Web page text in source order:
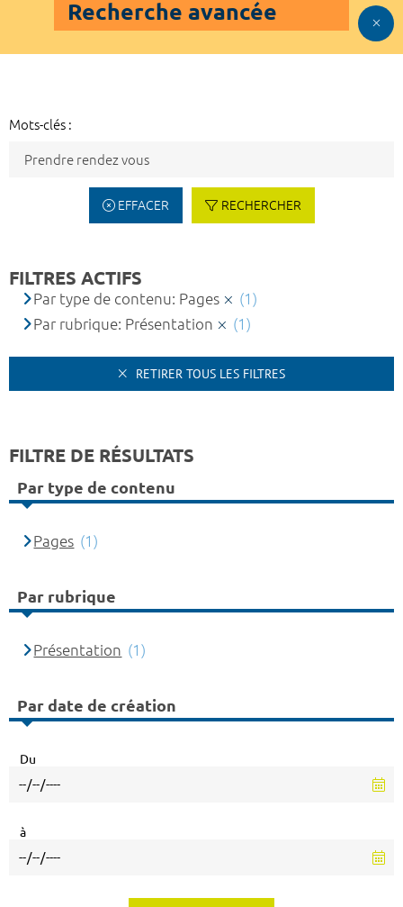
Recherche avancée
Mots-clés :
EFFACER RECHERCHER
FILTRES ACTIFS
Par type de contenu: Pages
(1)
Par rubrique: Présentation
(1)
RETIRER TOUS LES FILTRES
FILTRE DE RÉSULTATS
Par type de contenu
Pages (1)
Par rubrique
Présentation (1)
Par date de création
Du
à